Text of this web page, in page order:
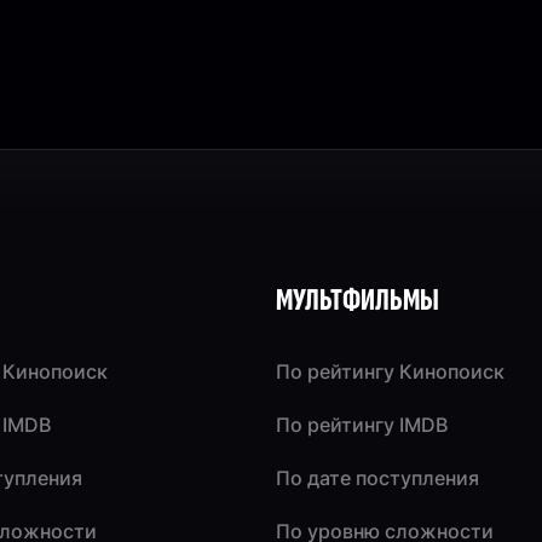
МУЛЬТФИЛЬМЫ
По рейтингу Кинопоиск
По рейтингу IMDB
По дате поступления
По уровню сложности